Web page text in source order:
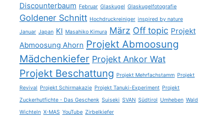
Discounterbaum Februar Glaskugel Glaskugelfotografie
Goldener Schnitt Hochdruckreiniger inspired by nature
Januar Japan KI Masahiko Kimura März Off topic Projekt
Abmoosung Ahorn Projekt Abmoosung
Mädchenkiefer Projekt Ankor Wat
Projekt Beschattung Projekt Mehrfachstamm Projekt
Revival Projekt Schirmakazie Projekt Tanuki-Experiment Projekt
Zuckerhutfichte - Das Geschenk Suiseki SVAN Südtirol Umheben Wald
Wichteln X-MAS YouTube Zirbelkiefer